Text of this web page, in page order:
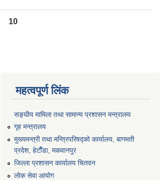
10
महत्वपूर्ण लिंक
सङ्‍घीय मामिला तथा सामान्य प्रशासन मन्त्रालय
गृह मन्त्रालय
मुख्यमन्त्री तथा मन्त्रिपरिषद्को कार्यालय, बागमती
प्रदेश, हेटाैँडा, मकवानपुर
जिल्ला प्रशासन कार्यालय चितवन
लोक सेवा आयोग